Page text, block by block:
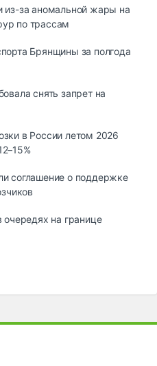
из-за аномальной жары на
по трассам
Брянщины за полгода
снять запрет на
в России летом 2026
соглашение о поддержке
очередях на границе